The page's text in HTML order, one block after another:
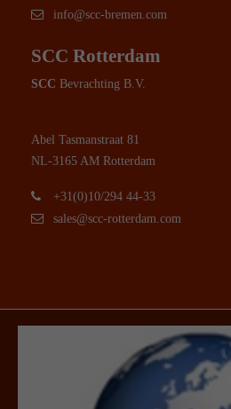
info@scc-bremen.com
SCC Rotterdam
SCC Bevrachting B.V.
Abel Tasmanstraat 81
NL-3165 AM Rotterdam
+31(0)10/294 44-33
sales@scc-rotterdam.com